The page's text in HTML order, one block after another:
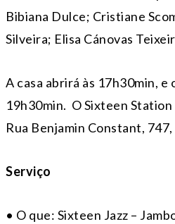
Bibiana Dulce; Cristiane
Silveira; Elisa Cánovas
A casa abrirá às 17h30min, e
19h30min. O Sixteen
Rua Benjamin Constant,
Serviço
• O que: Sixteen Jazz –